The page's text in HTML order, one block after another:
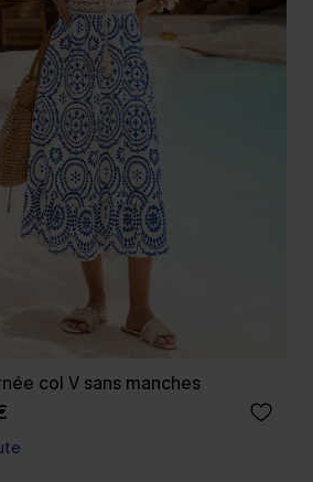
col V sans manches